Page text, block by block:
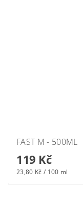
FAST M - 500ML
119 Kč
23,80 Kč / 100 ml